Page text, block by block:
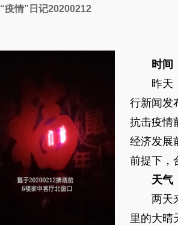
“疫情”日记20200212
时间
昨天
行新闻发
抗击疫情
经济发展
前提下，
天气
两天
里的大